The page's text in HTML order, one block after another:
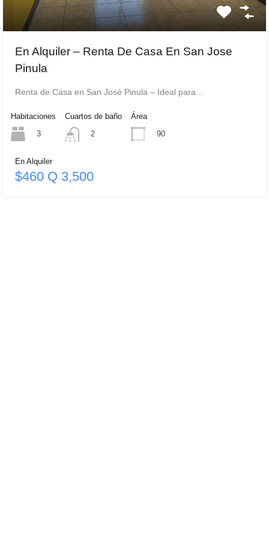
En Alquiler – Renta De Casa En San Jose
Pinula
Renta de Casa en San José Pinula – Ideal para…
Habitaciones
3
Cuartos de baño
2
Área
90
En Alquiler
$460 Q 3,500